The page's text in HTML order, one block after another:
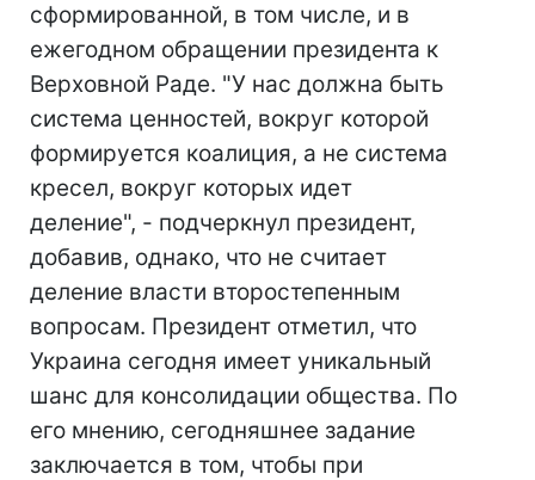
сформированной, в том числе, и в
ежегодном обращении президента к
Верховной Раде. "У нас должна быть
система ценностей, вокруг которой
формируется коалиция, а не система
кресел, вокруг которых идет
деление", - подчеркнул президент,
добавив, однако, что не считает
деление власти второстепенным
вопросам. Президент отметил, что
Украина сегодня имеет уникальный
шанс для консолидации общества. По
его мнению, сегодняшнее задание
заключается в том, чтобы при